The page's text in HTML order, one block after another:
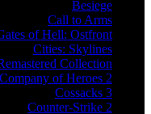
Besiege
Call to Arms
of Hell: Ostfront
Cities: Skylines
Collection
Company of Heroes 2
Cossacks 3
Counter-Strike 2